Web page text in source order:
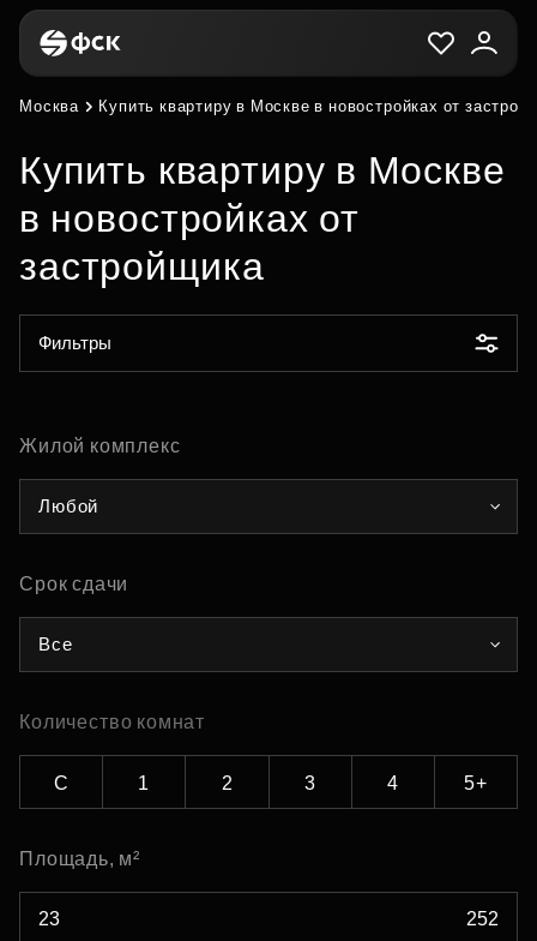
Москва Купить квартиру в Москве в новостройках от
Купить квартиру в Москве
в новостройках от
застройщика
Фильтры
Жилой комплекс
Любой
Срок сдачи
Все
Количество комнат
С 1 2 3 4 5+
Площадь, м²